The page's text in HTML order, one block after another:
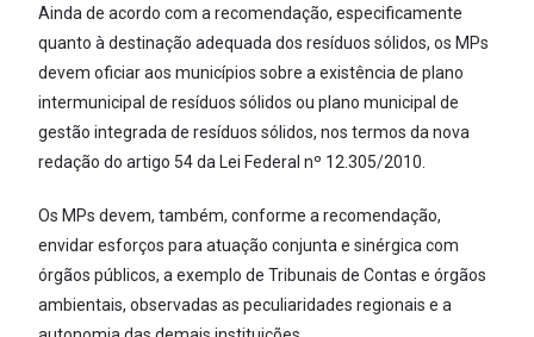
Ainda de acordo com a recomendação, especificamente
quanto à destinação adequada dos resíduos sólidos, os MPs
devem oficiar aos municípios sobre a existência de plano
intermunicipal de resíduos sólidos ou plano municipal de
gestão integrada de resíduos sólidos, nos termos da nova
redação do artigo 54 da Lei Federal nº 12.305/2010.
Os MPs devem, também, conforme a recomendação,
envidar esforços para atuação conjunta e sinérgica com
órgãos públicos, a exemplo de Tribunais de Contas e órgãos
ambientais, observadas as peculiaridades regionais e a